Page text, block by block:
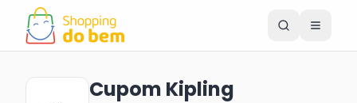
Cupom Kipling